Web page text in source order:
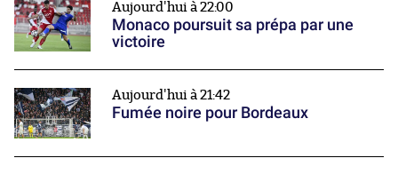
Aujourd'hui à 22:00
Monaco poursuit sa prépa par une
victoire
Aujourd'hui à 21:42
Fumée noire pour Bordeaux